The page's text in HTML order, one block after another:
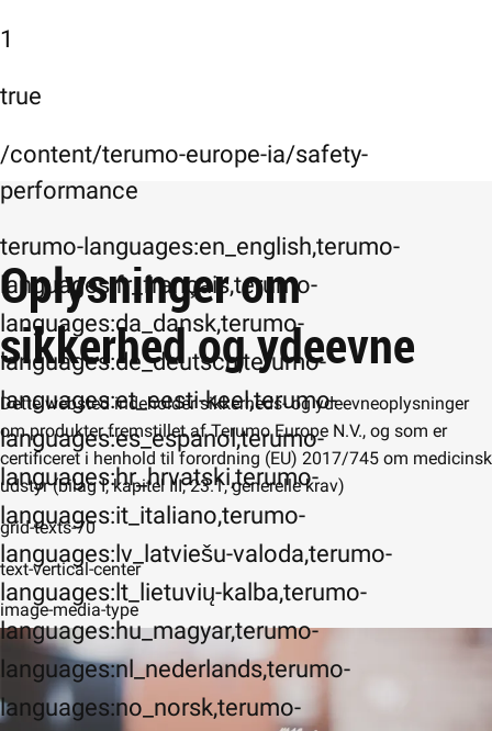
1
true
/content/terumo-europe-ia/safety-
performance
terumo-languages:en_english,terumo-
languages:fr_français,terumo-
languages:da_dansk,terumo-
languages:de_deutsch,terumo-
languages:et_eesti-keel,terumo-
languages:es_espanol,terumo-
languages:hr_hrvatski,terumo-
languages:it_italiano,terumo-
languages:lv_latviešu-valoda,terumo-
languages:lt_lietuvių-kalba,terumo-
languages:hu_magyar,terumo-
languages:nl_nederlands,terumo-
languages:no_norsk,terumo-
Oplysninger om
sikkerhed og ydeevne
Dette websted indeholder sikkerheds- og ydeevneoplysninger
om produkter fremstillet af Terumo Europe N.V., og som er
certificeret i henhold til forordning (EU) 2017/745 om medicinsk
udstyr (bilag I, kapitel III, 23.1, generelle krav)
grid-texts-70
text-vertical-center
image-media-type